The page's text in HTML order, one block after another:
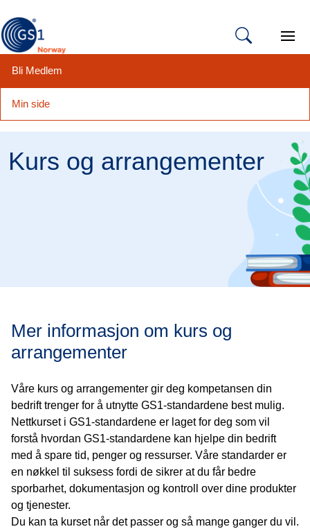
Bli Medlem
Min side
innhold
Kurs og arrangementer
Mer informasjon om kurs og
arrangementer
Våre kurs og arrangementer gir deg kompetansen din
bedrift trenger for å utnytte GS1-standardene best mulig.
Nettkurset i GS1-standardene er laget for deg som vil
forstå hvordan GS1-standardene kan hjelpe din bedrift
med å spare tid, penger og ressurser. Våre standarder er
en nøkkel til suksess fordi de sikrer at du får bedre
sporbarhet, dokumentasjon og kontroll over dine produkter
og tjenester.
Du kan ta kurset når det passer og så mange ganger du vil.